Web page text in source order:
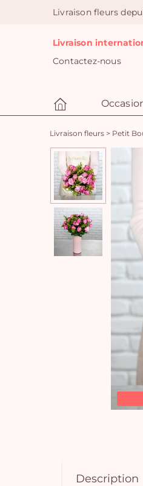
Livraison fleurs
Livraison
Contactez-nous
Livraison fleurs > Petit
Description